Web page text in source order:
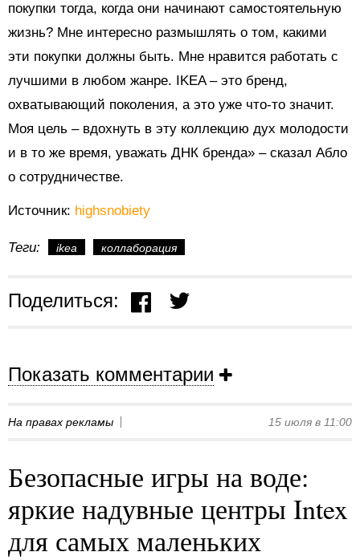
покупки тогда, когда они начинают самостоятельную
жизнь? Мне интересно размышлять о том, какими
эти покупки должны быть. Мне нравится работать с
лучшими в любом жанре. IKEA – это бренд,
охватывающий поколения, а это уже что-то значит.
Моя цель – вдохнуть в эту коллекцию дух молодости
и в то же время, уважать ДНК бренда» – сказал Абло
о сотрудничестве.
Источник: highsnobiety
Теги: ikea коллаборация
Поделиться:
Показать комментарии
На правах рекламы 15 июля в 11:00
Безопасные игры на воде:
яркие надувные центры Intex
для самых маленьких